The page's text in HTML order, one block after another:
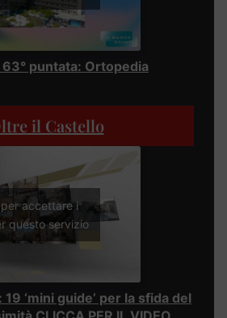
63° puntata: Ortopedia
il Castello
accettare i
questo servizio
‘mini guide’ per la sfida del